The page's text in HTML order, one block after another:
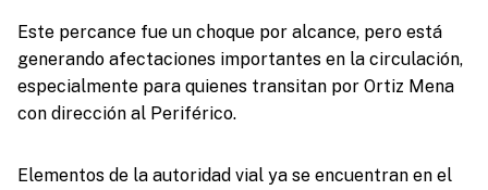
Este percance fue un choque por alcance, pero está
generando afectaciones importantes en la circulación,
especialmente para quienes transitan por Ortiz Mena
con dirección al Periférico.
Elementos de la autoridad vial ya se encuentran en el